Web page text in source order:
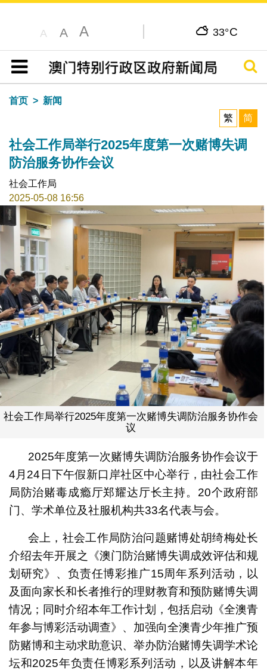
A A A 33°C
目录
搜寻
首页
新闻
繁
简
社会工作局举行2025年度第一次赌博失调
防治服务协作会议
社会工作局
2025-05-08 16:56
社会工作局举行2025年度第一次赌博失调防治服务协作会
议
2025年度第一次赌博失调防治服务协作会议于
4月24日下午假新口岸社区中心举行，由社会工作
局防治赌毒成瘾厅郑耀达厅长主持。20个政府部
门、学术单位及社服机构共33名代表与会。
会上，社会工作局防治问题赌博处胡绮梅处长
介绍去年开展之《澳门防治赌博失调成效评估和规
划研究》、负责任博彩推广15周年系列活动，以
及面向家长和长者推行的理财教育和预防赌博失调
情况；同时介绍本年工作计划，包括启动《全澳青
年参与博彩活动调查》、加强向全澳青少年推广预
防赌博和主动求助意识、举办防治赌博失调学术论
坛和2025年负责任博彩系列活动，以及讲解本年